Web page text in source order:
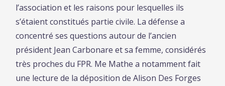
l’association et les raisons pour lesquelles ils
s’étaient constitués partie civile. La défense a
concentré ses questions autour de l’ancien
président Jean Carbonare et sa femme, considérés
très proches du FPR. Me Mathe a notamment fait
une lecture de la déposition de Alison Des Forges